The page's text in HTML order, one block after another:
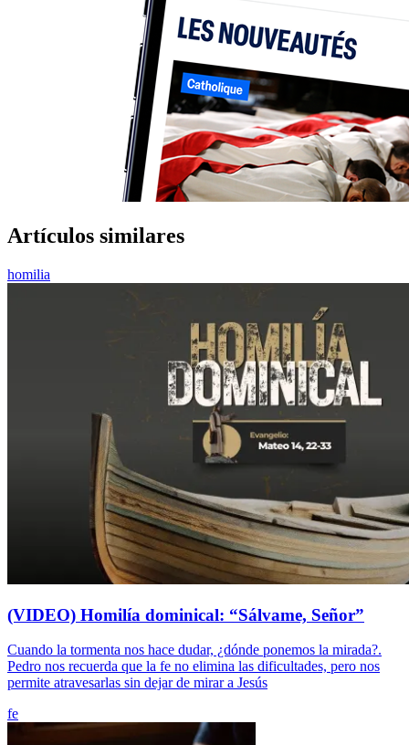
Artículos similares
homilia
(VIDEO) Homilía dominical: “Sálvame, Señor”
Cuando la tormenta nos hace dudar, ¿dónde ponemos la mirada?.
Pedro nos recuerda que la fe no elimina las dificultades, pero nos
permite atravesarlas sin dejar de mirar a Jesús
fe